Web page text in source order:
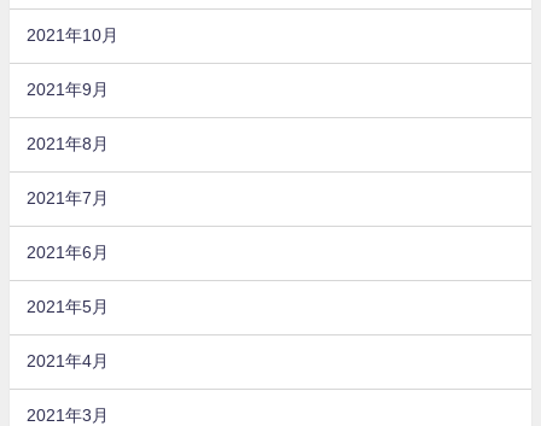
2021年10月
2021年9月
2021年8月
2021年7月
2021年6月
2021年5月
2021年4月
2021年3月